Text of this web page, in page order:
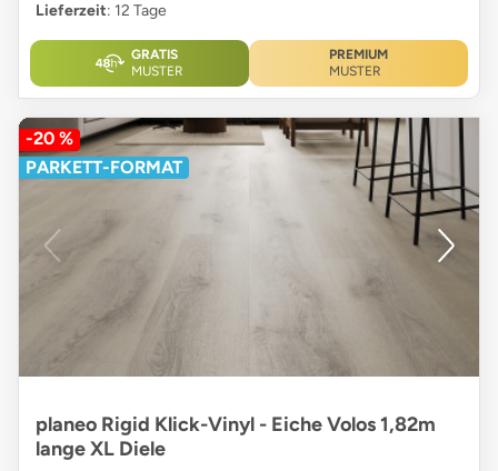
Lieferzeit: 12 Tage
GRATIS
MUSTER
PREMIUM
MUSTER
-20 %
PARKETT-FORMAT
planeo Rigid Klick-Vinyl - Eiche Volos 1,82m
lange XL Diele